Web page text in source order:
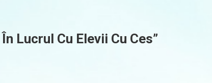
Lucrul Cu Elevii Cu Ces”